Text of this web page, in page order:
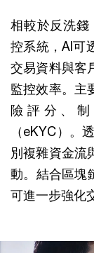
相較於反洗錢
控系統，AI可
交易資料與客
監控效率。主
險評分、
（eKYC）。
別複雜資金流
動。結合區塊
可進一步強化